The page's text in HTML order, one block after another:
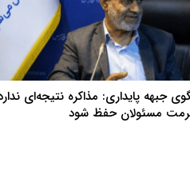
جبهه پایداری: مذاکره نتیجه‌ای
مسئولان حفظ شود